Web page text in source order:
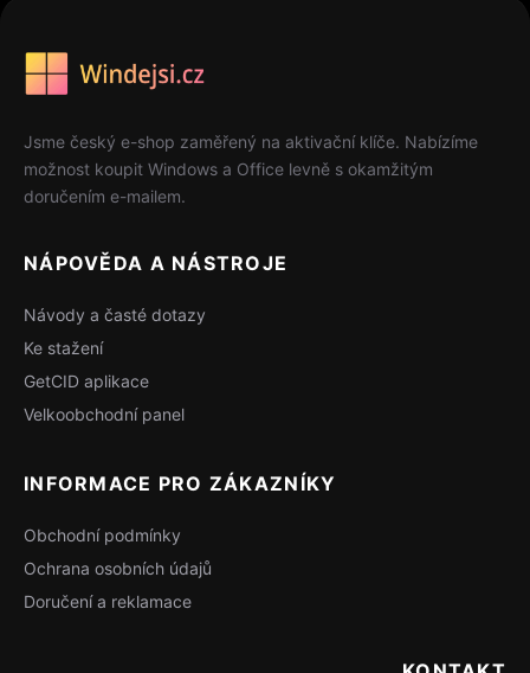
Jsme český e-shop zaměřený na aktivační klíče. Nabízíme
možnost koupit Windows a Office levně s okamžitým
doručením e-mailem.
NÁPOVĚDA A NÁSTROJE
Návody a časté dotazy
Ke stažení
GetCID aplikace
Velkoobchodní panel
INFORMACE PRO ZÁKAZNÍKY
Obchodní podmínky
Ochrana osobních údajů
Doručení a reklamace